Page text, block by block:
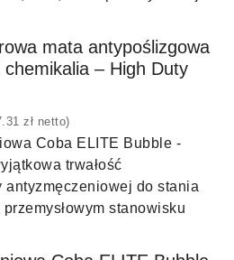
mata antypoślizgowa
– High Duty
zł netto)